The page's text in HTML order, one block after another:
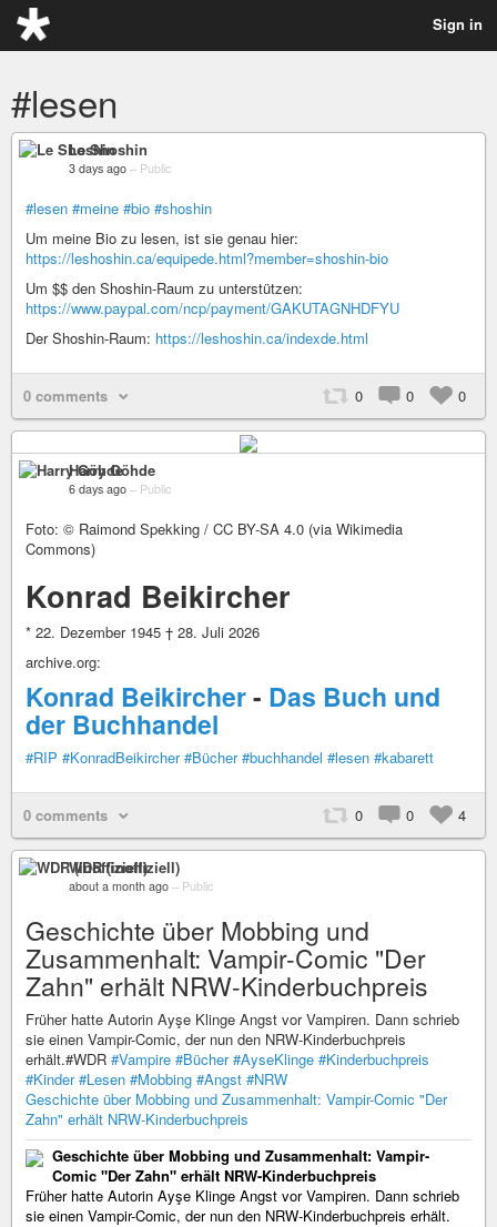
Sign in
#lesen
Le Shoshin
3 days ago – Public
#lesen #meine #bio #shoshin
Um meine Bio zu lesen, ist sie genau hier:
https://leshoshin.ca/equipede.html?member=shoshin-bio
Um $$ den Shoshin-Raum zu unterstützen:
https://www.paypal.com/ncp/payment/GAKUTAGNHDFYU
Der Shoshin-Raum: https://leshoshin.ca/indexde.html
0 comments 0 0 0
Harry Göhde
6 days ago – Public
Foto: © Raimond Spekking / CC BY-SA 4.0 (via Wikimedia
Commons)
Konrad Beikircher
* 22. Dezember 1945 † 28. Juli 2026
archive.org:
Konrad Beikircher- Das Buch und
der Buchhandel
#RIP #KonradBeikircher #Bücher #buchhandel #lesen #kabarett
0 comments 0 0 4
WDR (inoffiziell)
about a month ago – Public
Geschichte über Mobbing und
Zusammenhalt: Vampir-Comic "Der
Zahn" erhält NRW-Kinderbuchpreis
Früher hatte Autorin Ayşe Klinge Angst vor Vampiren. Dann schrieb
sie einen Vampir-Comic, der nun den NRW-Kinderbuchpreis
erhält.#WDR #Vampire #Bücher #AyseKlinge #Kinderbuchpreis
#Kinder #Lesen #Mobbing #Angst #NRW
Geschichte über Mobbing und Zusammenhalt: Vampir-Comic "Der
Zahn" erhält NRW-Kinderbuchpreis
Geschichte über Mobbing und Zusammenhalt: Vampir-
Comic "Der Zahn" erhält NRW-Kinderbuchpreis
Früher hatte Autorin Ayşe Klinge Angst vor Vampiren. Dann schrieb
sie einen Vampir-Comic, der nun den NRW-Kinderbuchpreis erhält.